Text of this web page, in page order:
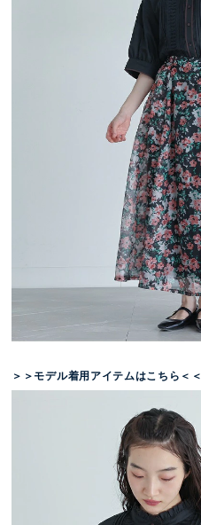
＞＞モデル着用アイテムはこちら＜＜